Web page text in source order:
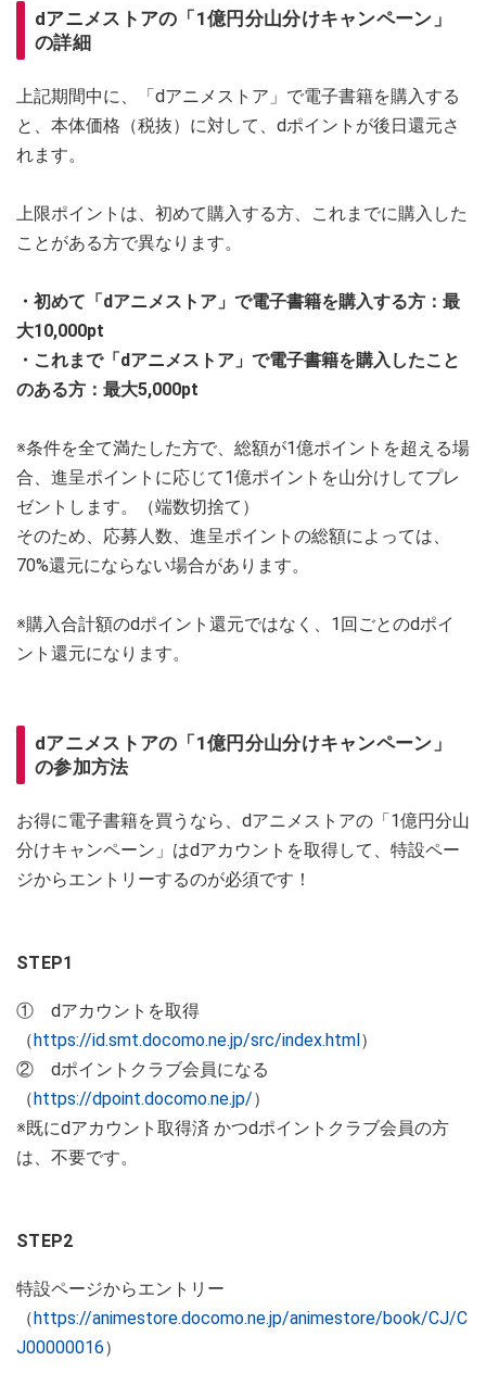
dアニメストアの「1億円分山分けキャンペーン」
の詳細
上記期間中に、「dアニメストア」で電子書籍を購入する
と、本体価格（税抜）に対して、dポイントが後日還元さ
れます。
上限ポイントは、初めて購入する方、これまでに購入した
ことがある方で異なります。
・初めて「dアニメストア」で電子書籍を購入する方：最
大10,000pt
・これまで「dアニメストア」で電子書籍を購入したこと
のある方：最大5,000pt
※条件を全て満たした方で、総額が1億ポイントを超える場
合、進呈ポイントに応じて1億ポイントを山分けしてプレ
ゼントします。（端数切捨て）
そのため、応募人数、進呈ポイントの総額によっては、
70%還元にならない場合があります。
※購入合計額のdポイント還元ではなく、1回ごとのdポイ
ント還元になります。
dアニメストアの「1億円分山分けキャンペーン」
の参加方法
お得に電子書籍を買うなら、dアニメストアの「1億円分山
分けキャンペーン」はdアカウントを取得して、特設ペー
ジからエントリーするのが必須です！
STEP1
① dアカウントを取得
（https://id.smt.docomo.ne.jp/src/index.html）
② dポイントクラブ会員になる
（https://dpoint.docomo.ne.jp/）
※既にdアカウント取得済 かつdポイントクラブ会員の方
は、不要です。
STEP2
特設ページからエントリー
（https://animestore.docomo.ne.jp/animestore/book/CJ/C
J00000016）